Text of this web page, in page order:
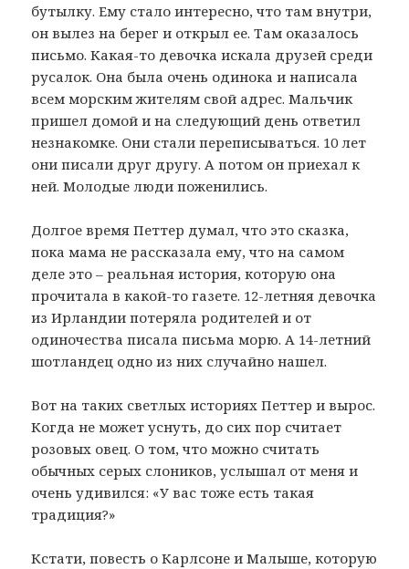
бутылку. Ему стало интересно, что там внутри,
он вылез на берег и открыл ее. Там оказалось
письмо. Какая-то девочка искала друзей среди
русалок. Она была очень одинока и написала
всем морским жителям свой адрес. Мальчик
пришел домой и на следующий день ответил
незнакомке. Они стали переписываться. 10 лет
они писали друг другу. А потом он приехал к
ней. Молодые люди поженились.
Долгое время Петтер думал, что это сказка,
пока мама не рассказала ему, что на самом
деле это – реальная история, которую она
прочитала в какой-то газете. 12-летняя девочка
из Ирландии потеряла родителей и от
одиночества писала письма морю. А 14-летний
шотландец одно из них случайно нашел.
Вот на таких светлых историях Петтер и вырос.
Когда не может уснуть, до сих пор считает
розовых овец. О том, что можно считать
обычных серых слоников, услышал от меня и
очень удивился: «У вас тоже есть такая
традиция?»
Кстати, повесть о Карлсоне и Малыше, которую